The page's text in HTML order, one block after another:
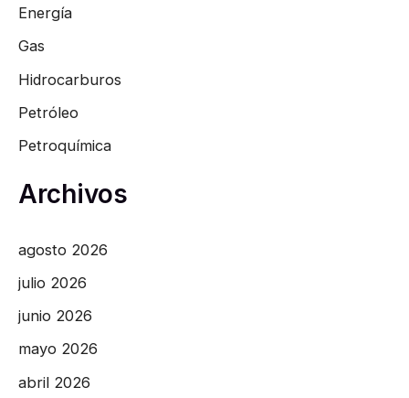
Energía
Gas
Hidrocarburos
Petróleo
Petroquímica
Archivos
agosto 2026
julio 2026
junio 2026
mayo 2026
abril 2026